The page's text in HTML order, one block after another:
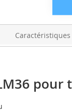
pour
Caractéristiques